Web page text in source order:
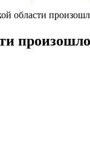
области